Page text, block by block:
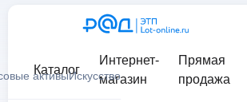
активыИскусство
Каталог
Интернет-
магазин
Прямая
продажа